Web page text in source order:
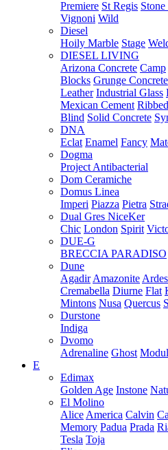
Premiere St Regis
Vignoni Wild
Diesel
Hoily Marble Stage
DIESEL LIVING
Arizona Concrete Camp
Blocks Grunge Concrete
Leather Industrial Glass
Mexican Cement Ribbed
Blind Solid Concrete
DNA
Eclat Enamel Fancy
Dogma
Project Antibacterial
Dom Ceramiche
Domus Linea
Imperi Piazza Pietra
Dual Gres NiceKer
Chic London Spirit
DUE-G
BRECCIA PARADISO
Dune
Agadir Amazonite
Cremabella Diurne Flat
Mintons Nusa Quercus
Durstone
Indiga
Dvomo
Adrenaline Ghost
E
Edimax
Golden Age Instone
El Molino
Alice America Calvin
Memory Padua Prada
Tesla Toja